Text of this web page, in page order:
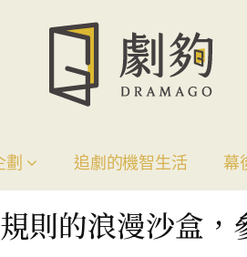
劃 追劇的機智生活 幕
則的浪漫沙盒